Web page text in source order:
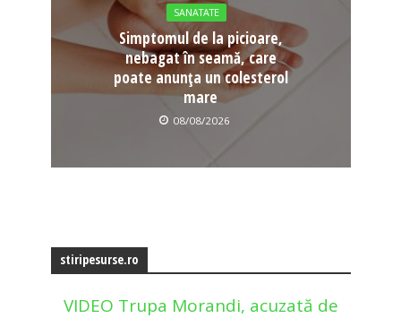
SANATATE
Simptomul de la picioare,
nebagat în seamă, care
poate anunța un colesterol
mare
08/08/2026
stiripesurse.ro
VIDEO Trupa Morandi, acuzată de